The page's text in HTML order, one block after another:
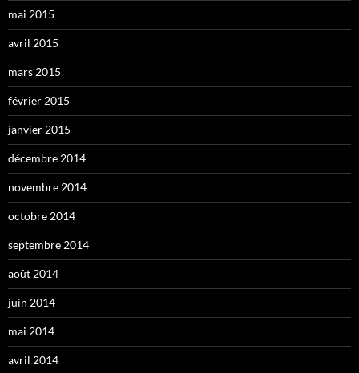
mai 2015
avril 2015
mars 2015
février 2015
janvier 2015
décembre 2014
novembre 2014
octobre 2014
septembre 2014
août 2014
juin 2014
mai 2014
avril 2014